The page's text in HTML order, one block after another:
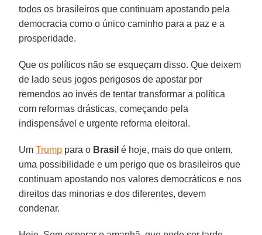
todos os brasileiros que continuam apostando pela
democracia como o único caminho para a paz e a
prosperidade.
Que os políticos não se esqueçam disso. Que deixem
de lado seus jogos perigosos de apostar por
remendos ao invés de tentar transformar a política
com reformas drásticas, começando pela
indispensável e urgente reforma eleitoral.
UmTrump para o Brasil é hoje, mais do que ontem,
uma possibilidade e um perigo que os brasileiros que
continuam apostando nos valores democráticos e nos
direitos das minorias e dos diferentes, devem
condenar.